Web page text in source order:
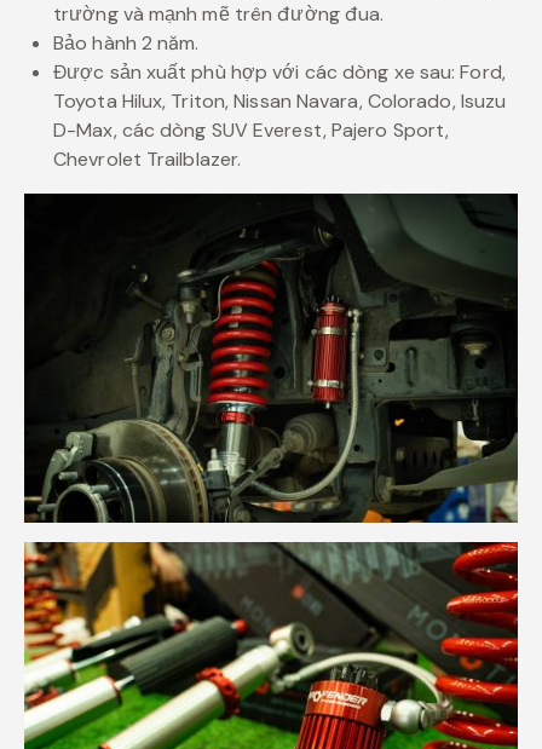
trường và mạnh mẽ trên đường đua.
Bảo hành 2 năm.
Được sản xuất phù hợp với các dòng xe sau: Ford,
Toyota Hilux, Triton, Nissan Navara, Colorado, Isuzu
D-Max, các dòng SUV Everest, Pajero Sport,
Chevrolet Trailblazer.